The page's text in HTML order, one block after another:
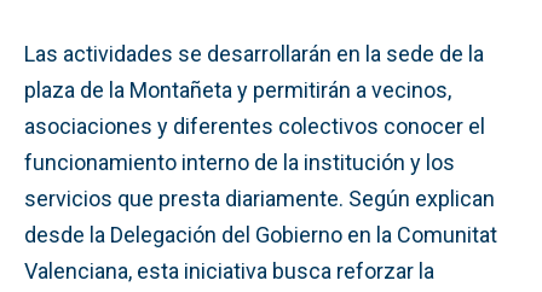
Las actividades se desarrollarán en la sede de la
plaza de la Montañeta y permitirán a vecinos,
asociaciones y diferentes colectivos conocer el
funcionamiento interno de la institución y los
servicios que presta diariamente. Según explican
desde la Delegación del Gobierno en la Comunitat
Valenciana, esta iniciativa busca reforzar la